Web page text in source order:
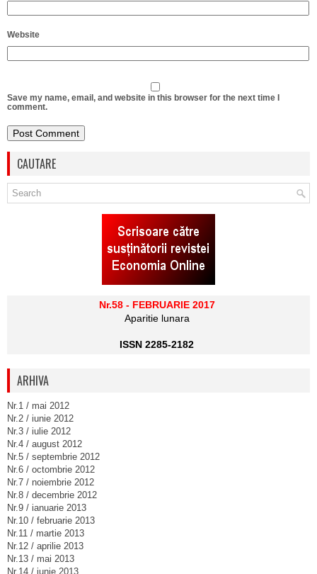
Website
Save my name, email, and website in this browser for the next time I
comment.
CAUTARE
Nr.58 - FEBRUARIE 2017
Aparitie lunara
ISSN 2285-2182
ARHIVA
Nr.1 / mai 2012
Nr.2 / iunie 2012
Nr.3 / iulie 2012
Nr.4 / august 2012
Nr.5 / septembrie 2012
Nr.6 / octombrie 2012
Nr.7 / noiembrie 2012
Nr.8 / decembrie 2012
Nr.9 / ianuarie 2013
Nr.10 / februarie 2013
Nr.11 / martie 2013
Nr.12 / aprilie 2013
Nr.13 / mai 2013
Nr.14 / iunie 2013